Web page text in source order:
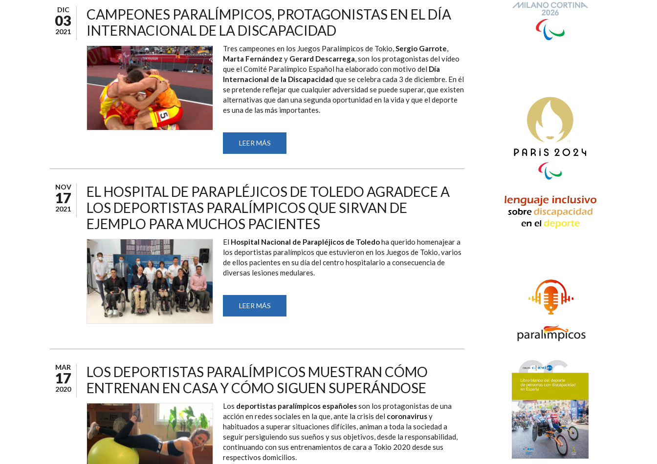
A
LA
FUNDACIÓN
IBERDROLA
DIC
03
2021
CAMPEONES PARALÍMPICOS, PROTAGONISTAS EN EL DÍA
INTERNACIONAL DE LA DISCAPACIDAD
Tres campeones en los Juegos Paralímpicos de Tokio, Sergio Garrote
Marta Fernández y Gerard Descarrega , son los protagonistas del vídeo
que el Comité Paralímpico Español ha elaborado con motivo del Día
Internacional de la Discapacidad que se celebra cada 3 de diciembre. En él
se pretende reflejar que cualquier adversidad se puede superar, que existen
alternativas que dan una segunda oportunidad en la vida y que el deporte
es una de las más importantes.
LEER MÁS
PARALÍMPICOS,
EN
INTERNACIONAL
DE
LA
DISCAPACIDAD
NOV
17
2021
EL HOSPITAL DE PARAPLÉJICOS DE TOLEDO AGRADECE A
LOS DEPORTISTAS PARALÍMPICOS QUE SIRVAN DE
EJEMPLO PARA MUCHOS PACIENTES
El Hospital Nacional de Parapléjicos de Toledoha querido homenajear a
los deportistas paralímpicos que estuvieron en los Juegos de Tokio, varios
de ellos pacientes en su día del centro hospitalario a consecuencia de
diversas lesiones medulares.
LEER MÁS
HOSPITAL
LOS
DEPORTISTAS
QUE
SIRVAN
EJEMPLO
PARA
MUCHOS
PACIENTES
MAR
17
2020
LOS DEPORTISTAS PARALÍMPICOS MUESTRAN CÓMO
ENTRENAN EN CASA Y CÓMO SIGUEN SUPERÁNDOSE
Los deportistas paralímpicos españolesson los protagonistas de una
acción en redes sociales en la que, ante la crisis del coronavirusy
habituados a superar situaciones difíciles, animan a toda la sociedad a
seguir persiguiendo sus sueños y sus objetivos, desde la responsabilidad,
continuando con sus entrenamientos de cara a Tokio 2020 desde sus
respectivos domicilios.